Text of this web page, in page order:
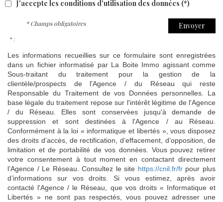
J'accepte les conditions d'utilisation des données (*)
Envoyer
* Champs obligatoires
* :
Les informations recueillies sur ce formulaire sont enregistrées
dans un fichier informatisé par La Boite Immo agissant comme
Sous-traitant du traitement pour la gestion de la
clientèle/prospects de l'Agence / du Réseau qui reste
Responsable du Traitement de vos Données personnelles. La
base légale du traitement repose sur l'intérêt légitime de l'Agence
/ du Réseau. Elles sont conservées jusqu'à demande de
suppression et sont destinées à l'Agence / au Réseau.
Conformément à la loi « informatique et libertés », vous disposez
des droits d’accès, de rectification, d’effacement, d’opposition, de
limitation et de portabilité de vos données. Vous pouvez retirer
votre consentement à tout moment en contactant directement
l’Agence / Le Réseau. Consultez le site https://cnil.fr/frpour plus
d’informations sur vos droits. Si vous estimez, après avoir
contacté l'Agence / le Réseau, que vos droits « Informatique et
Libertés » ne sont pas respectés, vous pouvez adresser une